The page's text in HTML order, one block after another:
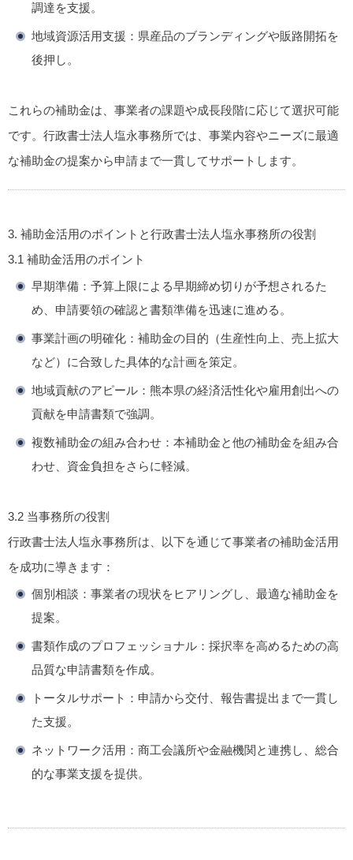
調達を支援。
地域資源活用支援 ：県産品のブランディングや販路開拓を
後押し。
これらの補助金は、事業者の課題や成長段階に応じて選択可能
です。行政書士法人塩永事務所では、事業内容やニーズに最適
な補助金の提案から申請まで一貫してサポートします。
3. 補助金活用のポイントと行政書士法人塩永事務所の役割
3.1 補助金活用のポイント
早期準備 ：予算上限による早期締め切りが予想されるた
め、申請要領の確認と書類準備を迅速に進める。
事業計画の明確化 ：補助金の目的（生産性向上、売上拡大
など）に合致した具体的な計画を策定。
地域貢献のアピール ：熊本県の経済活性化や雇用創出への
貢献を申請書類で強調。
複数補助金の組み合わせ ：本補助金と他の補助金を組み合
わせ、資金負担をさらに軽減。
3.2 当事務所の役割
行政書士法人塩永事務所は、以下を通じて事業者の補助金活用
を成功に導きます：
個別相談 ：事業者の現状をヒアリングし、最適な補助金を
提案。
書類作成のプロフェッショナル ：採択率を高めるための高
品質な申請書類を作成。
トータルサポート ：申請から交付、報告書提出まで一貫し
た支援。
ネットワーク活用 ：商工会議所や金融機関と連携し、総合
的な事業支援を提供。